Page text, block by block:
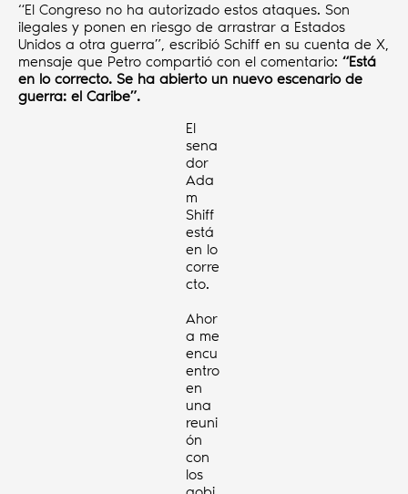
“El Congreso no ha autorizado estos ataques. Son
ilegales y ponen en riesgo de arrastrar a Estados
Unidos a otra guerra”, escribió Schiff en su cuenta de X,
mensaje que Petro compartió con el comentario: “Está
en lo correcto. Se ha abierto un nuevo escenario de
guerra: el Caribe”.
El
sena
dor
Ada
m
Shiff
está
en lo
corre
cto.
Ahor
a me
encu
entro
en
una
reuni
ón
con
los